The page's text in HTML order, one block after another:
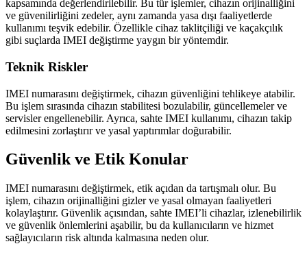
kapsamında değerlendirilebilir. Bu tür işlemler, cihazın orijinalliğini
ve güvenilirliğini zedeler, aynı zamanda yasa dışı faaliyetlerde
kullanımı teşvik edebilir. Özellikle cihaz taklitçiliği ve kaçakçılık
gibi suçlarda IMEI değiştirme yaygın bir yöntemdir.
Teknik Riskler
IMEI numarasını değiştirmek, cihazın güvenliğini tehlikeye atabilir.
Bu işlem sırasında cihazın stabilitesi bozulabilir, güncellemeler ve
servisler engellenebilir. Ayrıca, sahte IMEI kullanımı, cihazın takip
edilmesini zorlaştırır ve yasal yaptırımlar doğurabilir.
Güvenlik ve Etik Konular
IMEI numarasını değiştirmek, etik açıdan da tartışmalı olur. Bu
işlem, cihazın orijinalliğini gizler ve yasal olmayan faaliyetleri
kolaylaştırır. Güvenlik açısından, sahte IMEI’li cihazlar, izlenebilirlik
ve güvenlik önlemlerini aşabilir, bu da kullanıcıların ve hizmet
sağlayıcıların risk altında kalmasına neden olur.